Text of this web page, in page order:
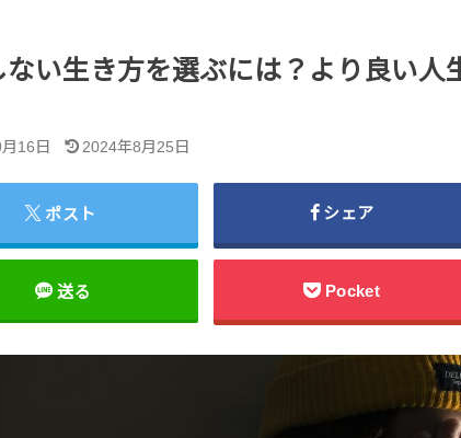
ない生き方を選ぶには？より良い人
16日 2024年8月25日
ポスト シェア
送る Pocket